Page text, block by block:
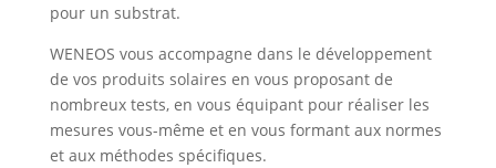
pour un substrat.
WENEOS vous accompagne dans le développement
de vos produits solaires en vous proposant de
nombreux tests, en vous équipant pour réaliser les
mesures vous-même et en vous formant aux normes
et aux méthodes spécifiques.